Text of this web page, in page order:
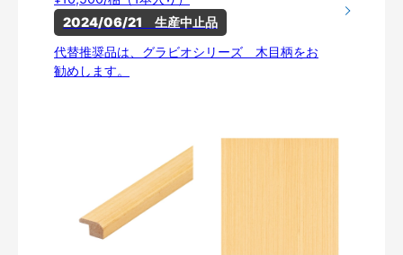
2024/06/21　生産中止品
代替推奨品は、グラビオシリーズ 木目柄をお
勧めします。